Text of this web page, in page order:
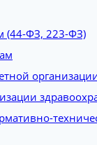
(44-ФЗ, 223-ФЗ)